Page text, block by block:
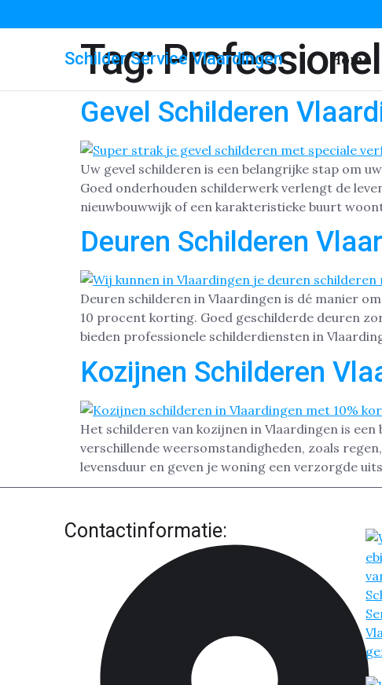
Schilder Service Vlaardingen Home
Tag:
Gevel Schilderen
Uw gevel schilderen is een belangrijke stap om
Goed onderhouden schilderwerk verlengt de
nieuwbouwwijk of een karakteristieke buurt
Deuren Schilderen
Deuren schilderen in Vlaardingen is dé manier
10 procent korting. Goed geschilderde deuren
bieden professionele schilderdiensten in
Kozijnen Schilderen
Het schilderen van kozijnen in Vlaardingen is
verschillende weersomstandigheden, zoals
levensduur en geven je woning een verzorgde
Contactinformatie: